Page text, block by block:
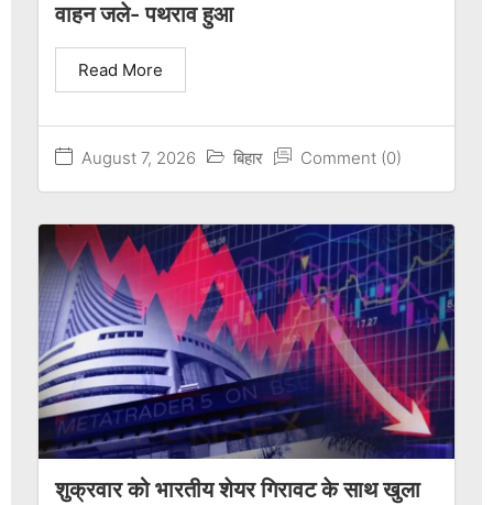
वाहन जले- पथराव हुआ
August 7, 2026 बिहार Comment (0)
Read More
शुक्रवार को भारतीय शेयर गिरावट के साथ खुला